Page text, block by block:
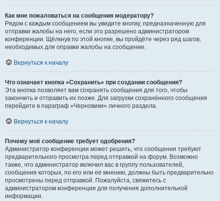
Как мне пожаловаться на сообщения модератору?
Рядом с каждым сообщением вы увидите кнопку, предназначенную для
отправки жалобы на него, если это разрешено администратором
конференции. Щёлкнув по этой кнопке, вы пройдёте через ряд шагов,
необходимых для оправки жалобы на сообщение.
Вернуться к началу
Что означает кнопка «Сохранить» при создании сообщения?
Эта кнопка позволяет вам сохранять сообщения для того, чтобы
закончить и отправить их позже. Для загрузки сохранённого сообщения
перейдите в параграф «Черновики» личного раздела.
Вернуться к началу
Почему моё сообщение требует одобрения?
Администратор конференции может решить, что сообщения требуют
предварительного просмотра перед отправкой на форум. Возможно
также, что администратор включил вас в группу пользователей,
сообщения которых, по его или её мнению, должны быть предварительно
просмотрены перед отправкой. Пожалуйста, свяжитесь с
администратором конференции для получения дополнительной
информации.